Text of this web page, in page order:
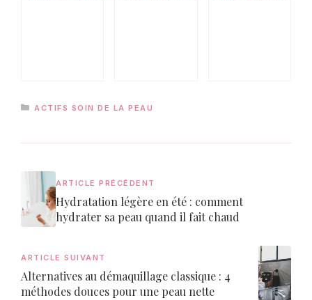
CATÉGORIES
ACTIFS SOIN DE LA PEAU
ARTICLE PRÉCÉDENT
Hydratation légère en été : comment
hydrater sa peau quand il fait chaud
ARTICLE SUIVANT
Alternatives au démaquillage classique : 4
méthodes douces pour une peau nette